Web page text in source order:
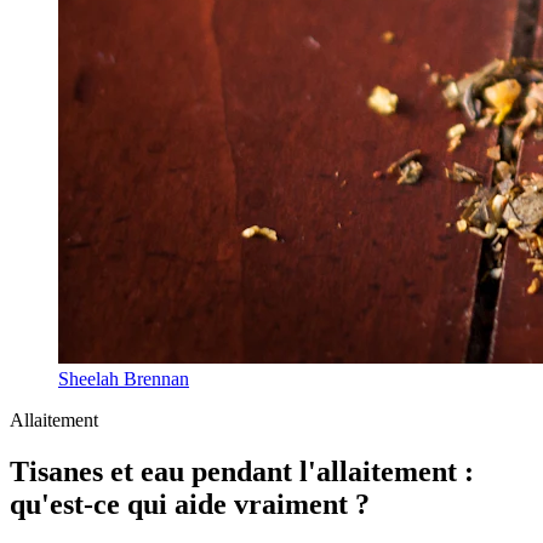
Sheelah Brennan
Allaitement
Tisanes et eau pendant l'allaitement :
qu'est-ce qui aide vraiment ?